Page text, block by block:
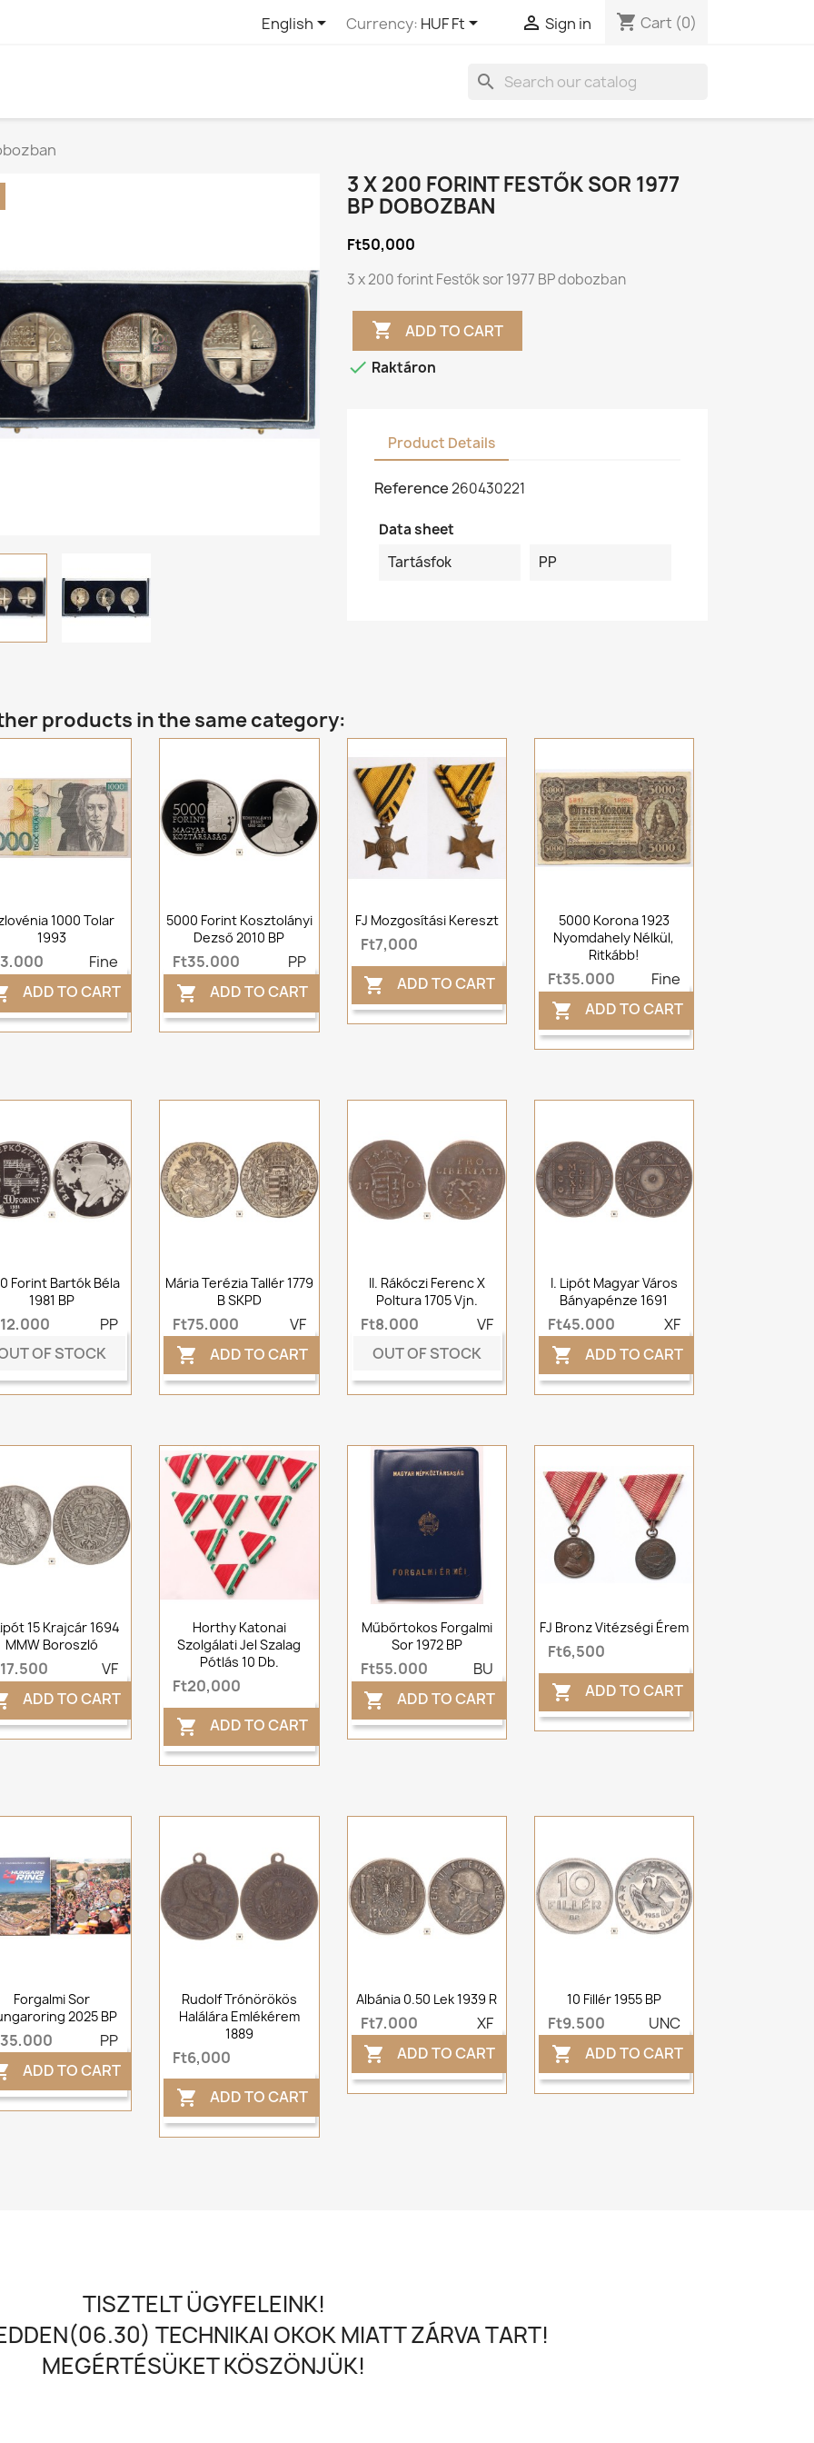
English Currency: HUF Ft  Sign in shopping_cart Cart (0)
search
3 X 200 FORINT FESTŐK SOR 1977
BP DOBOZBAN
Ft50,000
3 x 200 forint Festők sor 1977 BP dobozban
 ADD TO CART
 Raktáron
Product Details
Reference260430221
Data sheet
Tartásfok
PP
products in the same category:
1000 Tolar
1993
Fine
ADD TO CART
5000 Forint Kosztolányi
Dezső 2010 BP
Ft35,000 PP
 ADD TO CART
FJ Mozgosítási Kereszt
Ft7,000
 ADD TO CART
5000 Korona 1923
Nyomdahely Nélkül,
Ritkább!
Ft35,000 Fine
 ADD TO CART
Forint Bartók Béla
1981 BP
PP
OF STOCK
Mária Terézia Tallér 1779
B SKPD
Ft75,000 VF
 ADD TO CART
II. Rákóczi Ferenc X
Poltura 1705 Vjn.
Ft8,000
VF
OUT OF STOCK
I. Lipót Magyar Város
Bányapénze 1691
Ft45,000 XF
 ADD TO CART
15 Krajcár 1694
MMW Boroszló
VF
ADD TO CART
Horthy Katonai
Szolgálati Jel Szalag
Pótlás 10 Db.
Ft20,000
 ADD TO CART
Műbőrtokos Forgalmi
Sor 1972 BP
Ft55,000 BU
 ADD TO CART
FJ Bronz Vitézségi Érem
Ft6,500
 ADD TO CART
Forgalmi Sor
2025 BP
PP
ADD TO CART
Rudolf Trónörökös
Halálára Emlékérem
1889
Ft6,000
 ADD TO CART
Albánia 0.50 Lek 1939 R
Ft7,000 XF
 ADD TO CART
10 Fillér 1955 BP
Ft9,500 UNC
 ADD TO CART
TISZTELT ÜGYFELEINK!
TECHNIKAI OKOK MIATT ZÁRVA TART!
MEGÉRTÉSÜKET KÖSZÖNJÜK!